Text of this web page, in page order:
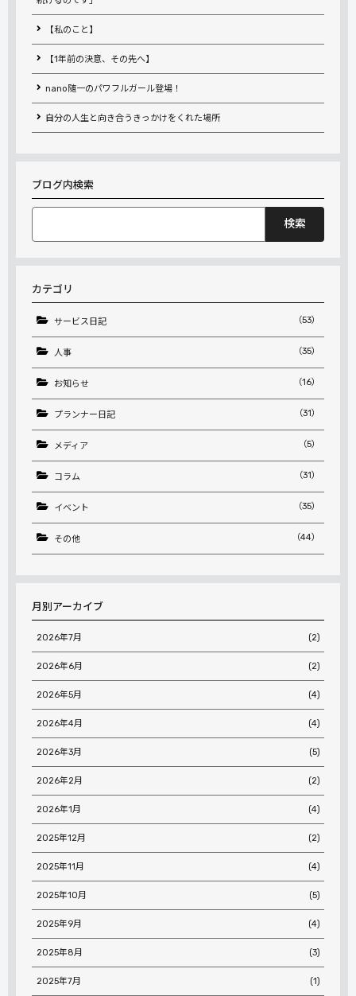
【私のこと】
【1年前の決意、その先へ】
nano随一のパワフルガール登場！
自分の人生と向き合うきっかけをくれた場所
ブログ内検索
索:
カテゴリ
サービス日記 （53）
人事 （35）
お知らせ （16）
プランナー日記 （31）
メディア （5）
コラム （31）
イベント （35）
その他 （44）
月別アーカイブ
2026年7月 (2)
2026年6月 (2)
2026年5月 (4)
2026年4月 (4)
2026年3月 (5)
2026年2月 (2)
2026年1月 (4)
2025年12月 (2)
2025年11月 (4)
2025年10月 (5)
2025年9月 (4)
2025年8月 (3)
2025年7月 (1)